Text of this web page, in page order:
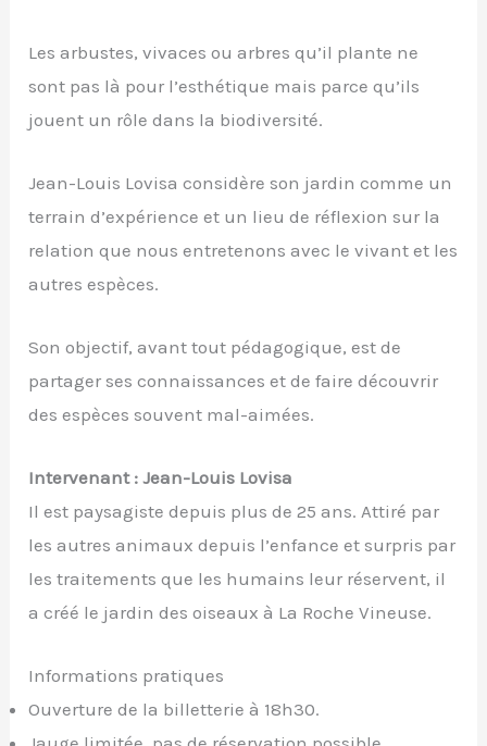
Les arbustes, vivaces ou arbres qu’il plante ne
sont pas là pour l’esthétique mais parce qu’ils
jouent un rôle dans la biodiversité.
Jean-Louis Lovisa considère son jardin comme un
terrain d’expérience et un lieu de réflexion sur la
relation que nous entretenons avec le vivant et les
autres espèces.
Son objectif, avant tout pédagogique, est de
partager ses connaissances et de faire découvrir
des espèces souvent mal-aimées.
Intervenant : Jean-Louis Lovisa
Il est paysagiste depuis plus de 25 ans. Attiré par
les autres animaux depuis l’enfance et surpris par
les traitements que les humains leur réservent, il
a créé le jardin des oiseaux à La Roche Vineuse.
Informations pratiques
Ouverture de la billetterie à 18h30.